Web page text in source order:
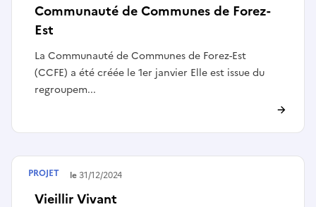
Communauté de Communes de Forez-
Est
La Communauté de Communes de Forez-Est
(CCFE) a été créée le 1er janvier Elle est issue du
regroupem...
Vieillir Vivant
Terminé le31/12/2024
PROJET